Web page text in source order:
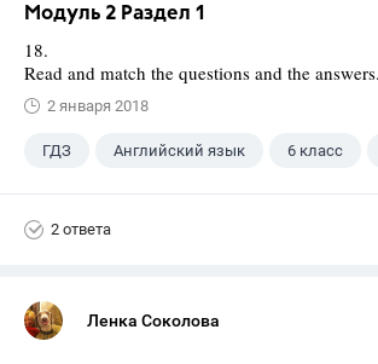
Модуль 2 Раздел 1
18.
Read and match the questions and the
2 января 2018
ГДЗ Английский язык 6 класс
2 ответа
Ленка Соколова